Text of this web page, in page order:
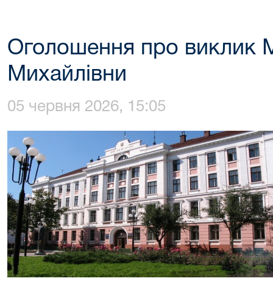
Оголошення про виклик
Михайлівни
05 червня 2026, 15:05